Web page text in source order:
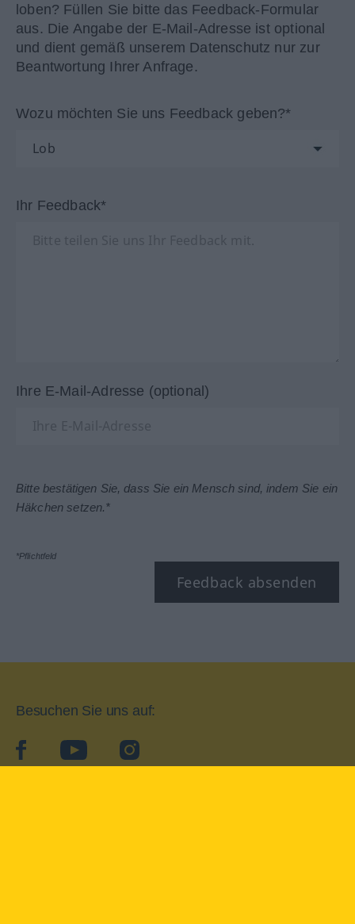
loben? Füllen Sie bitte das Feedback-Formular
aus. Die Angabe der E-Mail-Adresse ist optional
und dient gemäß unserem Datenschutz nur zur
Beantwortung Ihrer Anfrage.
Wozu möchten Sie uns Feedback geben?*
Ihr Feedback*
Ihre E-Mail-Adresse (optional)
Bitte bestätigen Sie, dass Sie ein Mensch sind, indem Sie ein
Häkchen setzen.*
*Pflichtfeld
Feedback absenden
Besuchen Sie uns auf:
facebookYouTube Instagram